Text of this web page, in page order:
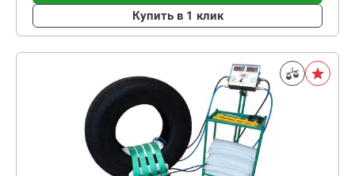
Купить в 1 клик